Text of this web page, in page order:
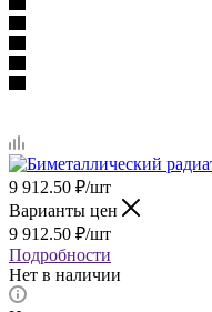
9 912.50 ₽/шт
Варианты цен
9 912.50 ₽/шт
Подробности
Нет в наличии